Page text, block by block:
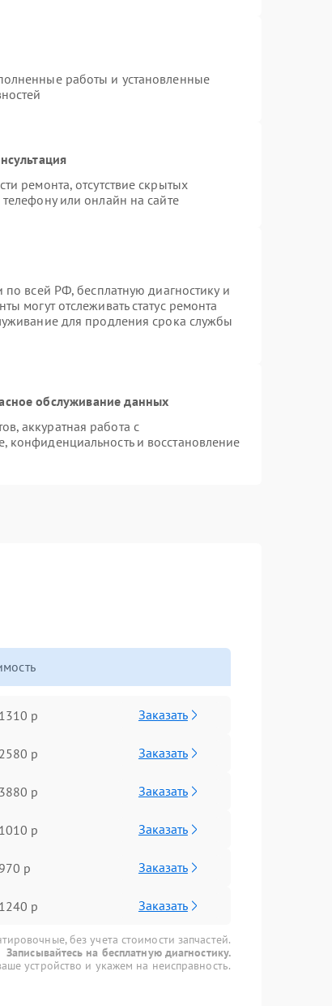
работы и установленные
ремонта, отсутствие скрытых
или онлайн на сайте
по всей РФ, бесплатную диагностику и
могут отслеживать статус ремонта
для продления срока службы
обслуживание данных
аккуратная работа с
и восстановление
р Заказать
р Заказать
р Заказать
р Заказать
р Заказать
р Заказать
без учета стоимости запчастей.
Записывайтесь на бесплатную диагностику.
устройство и укажем на неисправность.